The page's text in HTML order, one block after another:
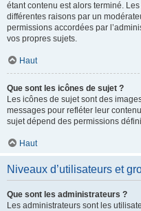
étant contenu est alors terminé.
différentes raisons par un
permissions accordées par
vos propres sujets.
Haut
Que sont les icônes de sujet ?
Les icônes de sujet sont des
messages pour refléter leur
sujet dépend des permissions
Haut
Niveaux d’utilisateurs et
Que sont les administrateurs ?
Les administrateurs sont les